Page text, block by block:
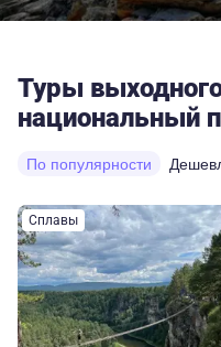
Туры
национальный
По популярности
Сплавы